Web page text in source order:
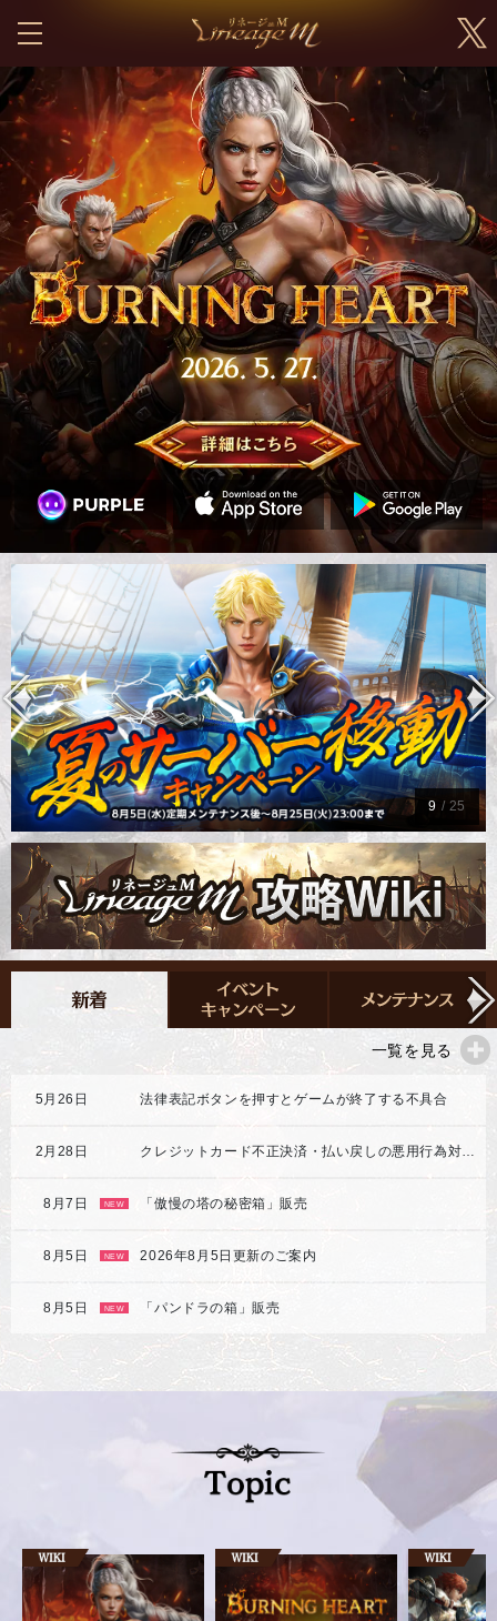
9 / 25
一覧を見る
5月26日 法律表記ボタンを押すとゲームが終了する不具合
2月28日
8月7日 NEW 「傲慢の塔の秘密箱」販売
8月5日 NEW 2026年8月5日更新のご案内
8月5日 NEW 「パンドラの箱」販売